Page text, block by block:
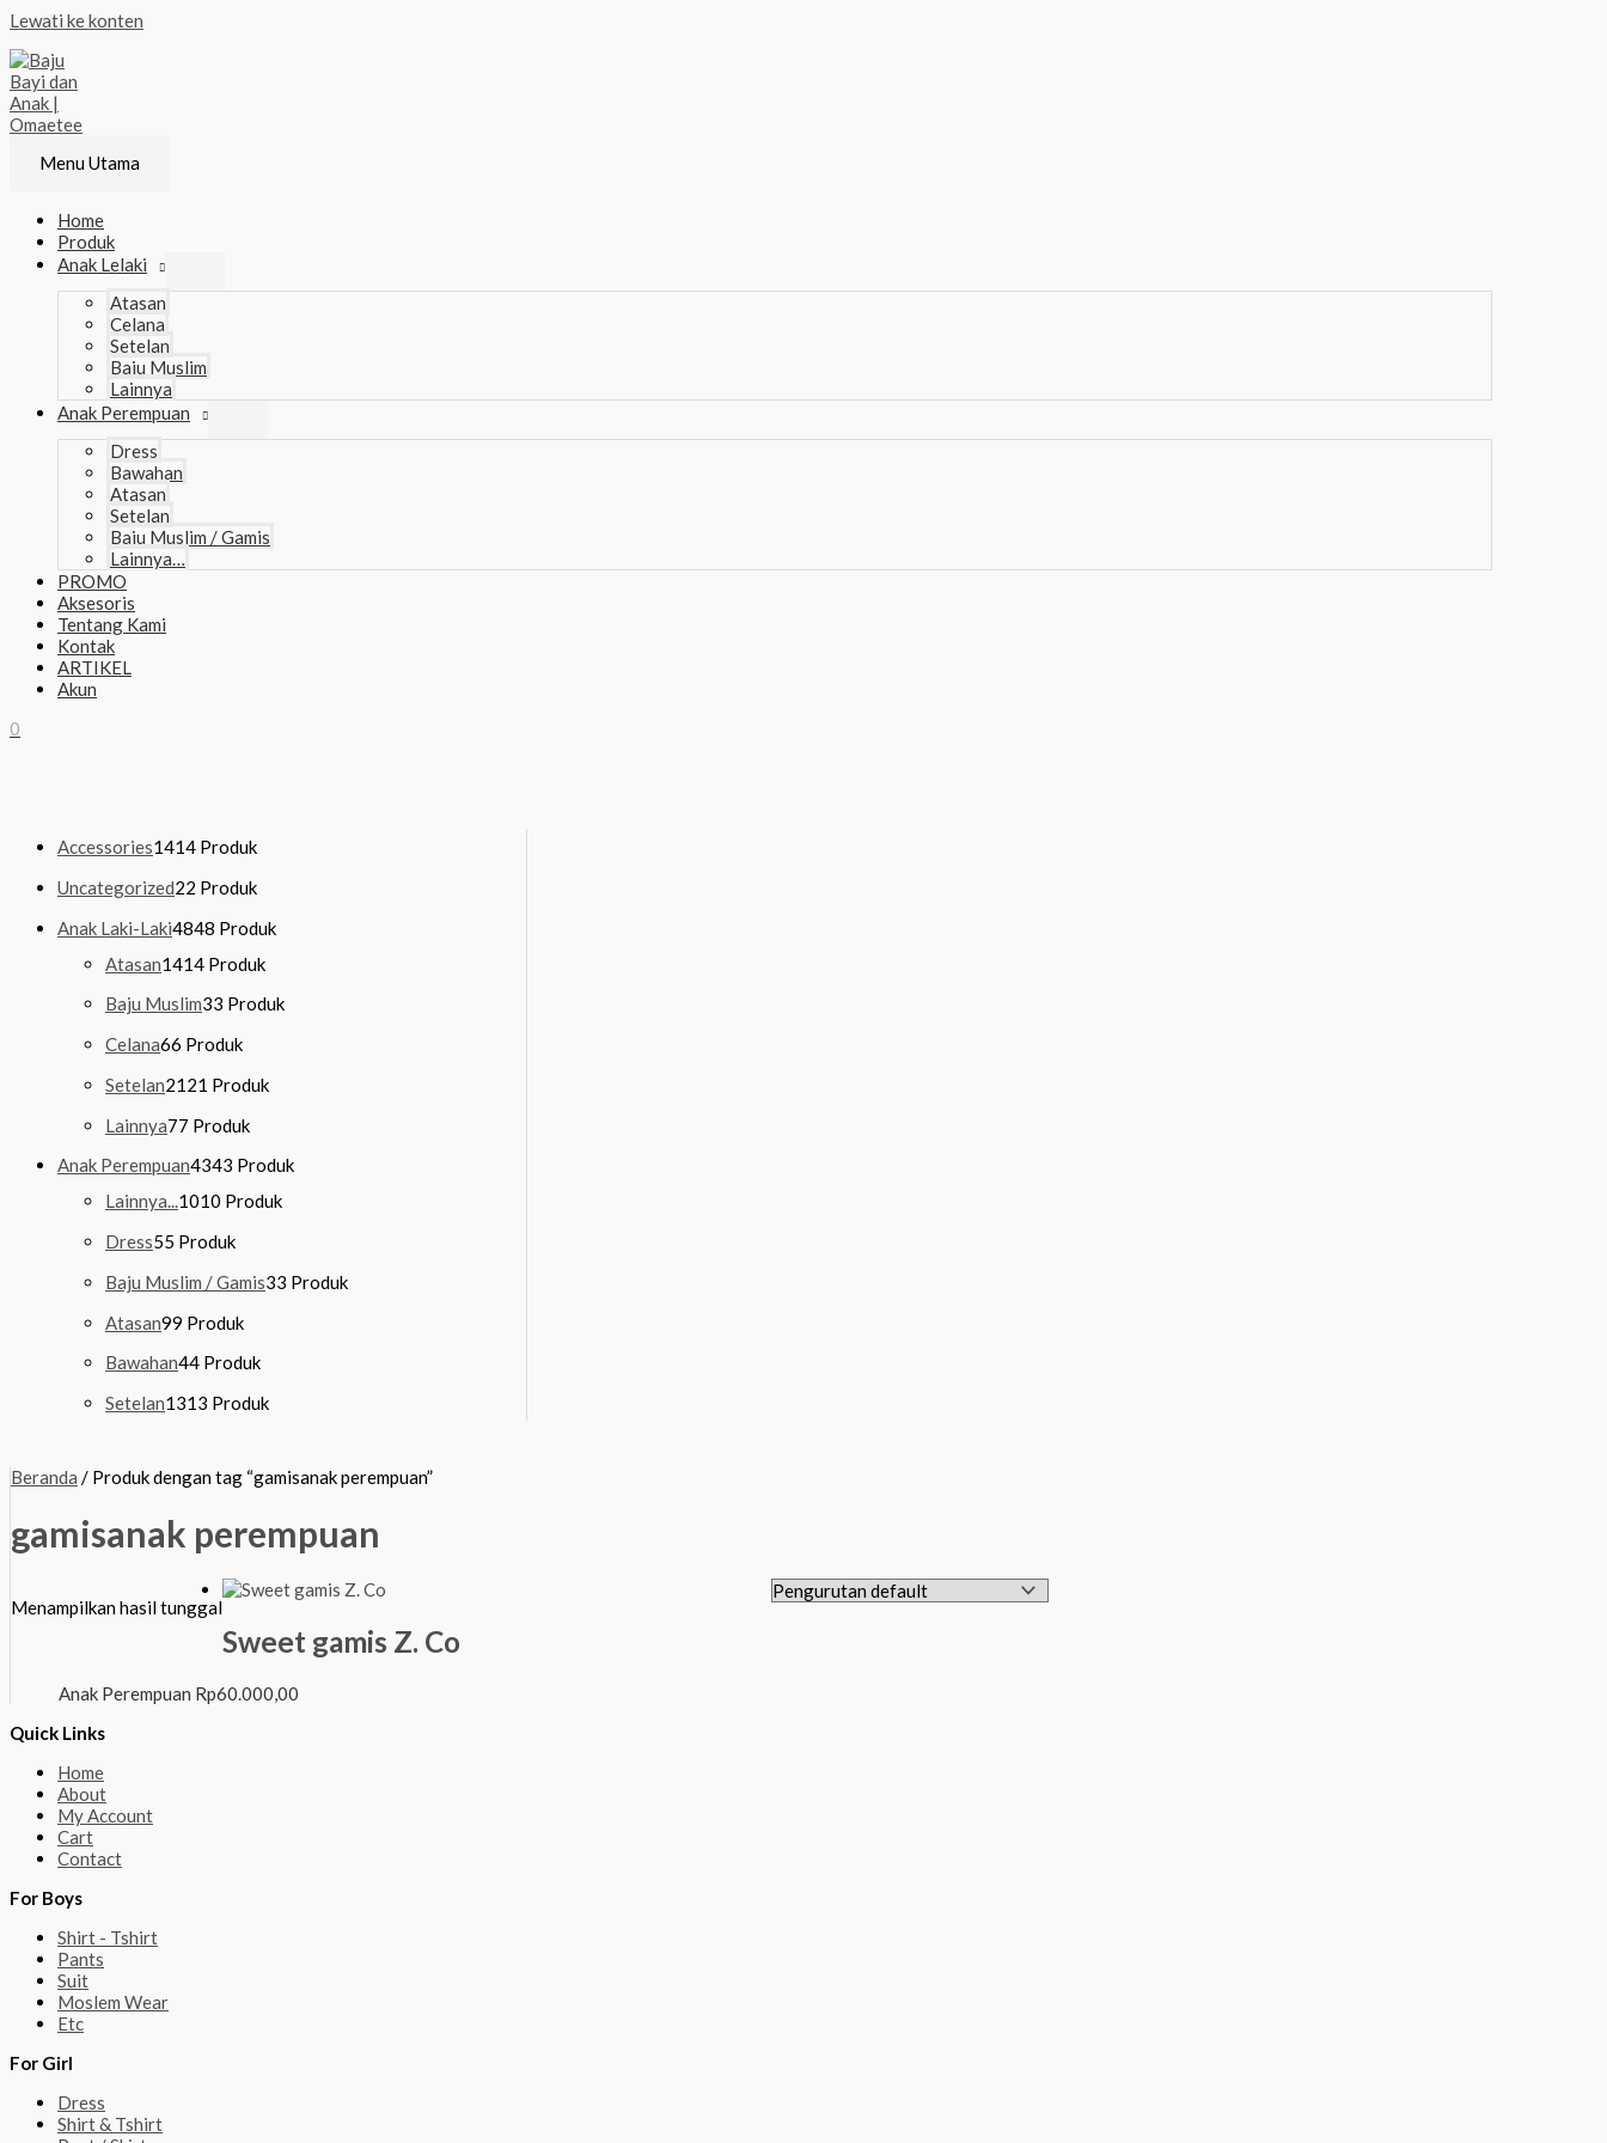
Lewati ke konten
Menu Utama
Home
Produk
Anak Lelaki
Atasan
Celana
Setelan
Baju Muslim
Lainnya
Anak Perempuan
Dress
Bawahan
Atasan
Setelan
Baju Muslim / Gamis
Lainnya…
PROMO
Aksesoris
Tentang Kami
Kontak
ARTIKEL
Akun
0
Accessories1414 Produk
Uncategorized22 Produk
Anak Laki-Laki4848 Produk
Atasan1414 Produk
Baju Muslim33 Produk
Celana66 Produk
Setelan2121 Produk
Lainnya77 Produk
Anak Perempuan4343 Produk
Lainnya...1010 Produk
Dress55 Produk
Baju Muslim / Gamis33 Produk
Atasan99 Produk
Bawahan44 Produk
Setelan1313 Produk
Beranda / Produk dengan tag “gamisanak perempuan”
gamisanak perempuan
Menampilkan hasil tunggal
Sweet gamis Z. Co
Anak Perempuan Rp60.000,00
Quick Links
Home
About
My Account
Cart
Contact
For Boys
Shirt - Tshirt
Pants
Suit
Moslem Wear
Etc
For Girl
Dress
Shirt & Tshirt